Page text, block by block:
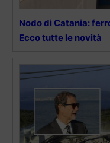
Nodo di Catania:
Ecco tutte le novità